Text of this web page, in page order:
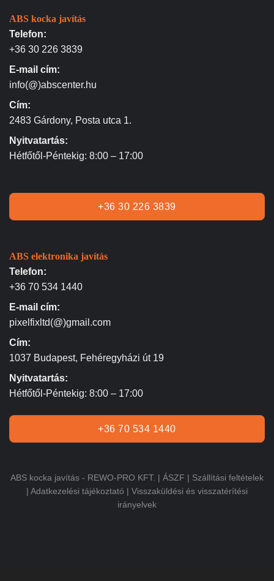
ABS kocka javítás
Telefon:
+36 30 226 3839
E-mail cím:
info(@)abscenter.hu
Cím:
2483 Gárdony, Posta utca 1.
Nyitvatartás:
Hétfőtől-Péntekig: 8:00 – 17:00
+36 30 226 3839
ABS elektronika javítás
Telefon:
+36 70 534 1440
E-mail cím:
pixelfixltd(@)gmail.com
Cím:
1037 Budapest, Fehéregyházi út 19
Nyitvatartás:
Hétfőtől-Péntekig: 8:00 – 17:00
+36 70 534 1440
ABS kocka javítás - REWO-PRO KFT. | ÁSZF | Szállítási feltételek
| Adatkezelési tájékoztató | Visszaküldési és visszatérítési
irányelvek